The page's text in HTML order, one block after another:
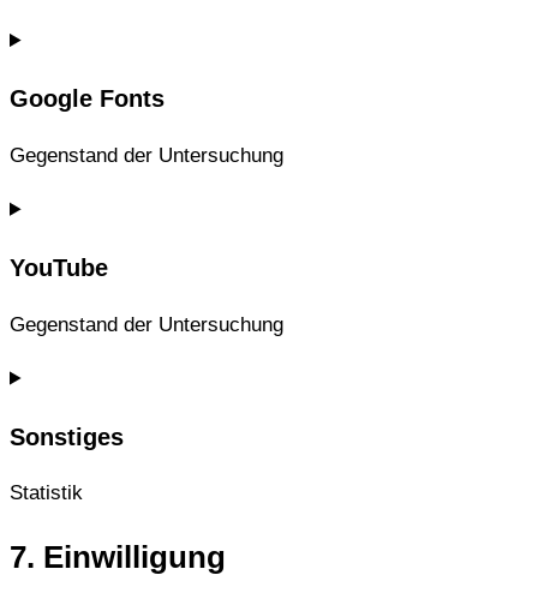
Consent
wordfence
Google Fonts
Gegenstand der Untersuchung
Consent
google-
YouTube
Gegenstand der Untersuchung
Consent
youtube
Sonstiges
Statistik
Consent
to
7. Einwilligung